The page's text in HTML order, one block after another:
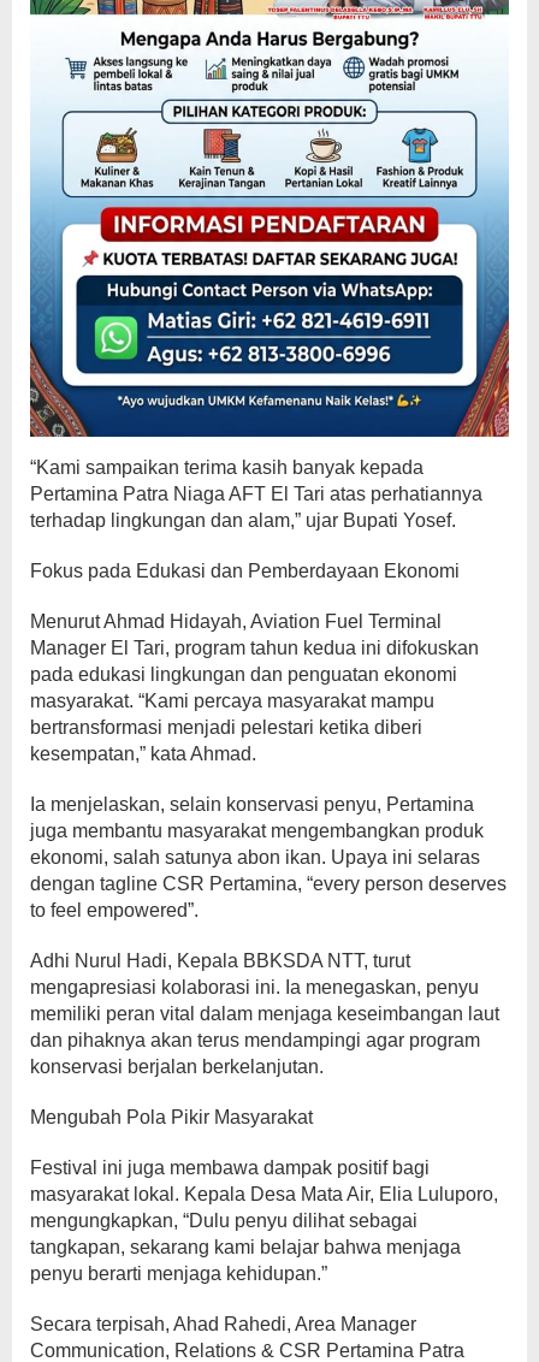
“Kami sampaikan terima kasih banyak kepada
Pertamina Patra Niaga AFT El Tari atas perhatiannya
terhadap lingkungan dan alam,” ujar Bupati Yosef.
Fokus pada Edukasi dan Pemberdayaan Ekonomi
Menurut Ahmad Hidayah, Aviation Fuel Terminal
Manager El Tari, program tahun kedua ini difokuskan
pada edukasi lingkungan dan penguatan ekonomi
masyarakat. “Kami percaya masyarakat mampu
bertransformasi menjadi pelestari ketika diberi
kesempatan,” kata Ahmad.
Ia menjelaskan, selain konservasi penyu, Pertamina
juga membantu masyarakat mengembangkan produk
ekonomi, salah satunya abon ikan. Upaya ini selaras
dengan tagline CSR Pertamina, “every person deserves
to feel empowered”.
Adhi Nurul Hadi, Kepala BBKSDA NTT, turut
mengapresiasi kolaborasi ini. Ia menegaskan, penyu
memiliki peran vital dalam menjaga keseimbangan laut
dan pihaknya akan terus mendampingi agar program
konservasi berjalan berkelanjutan.
Mengubah Pola Pikir Masyarakat
Festival ini juga membawa dampak positif bagi
masyarakat lokal. Kepala Desa Mata Air, Elia Luluporo,
mengungkapkan, “Dulu penyu dilihat sebagai
tangkapan, sekarang kami belajar bahwa menjaga
penyu berarti menjaga kehidupan.”
Secara terpisah, Ahad Rahedi, Area Manager
Communication, Relations & CSR Pertamina Patra